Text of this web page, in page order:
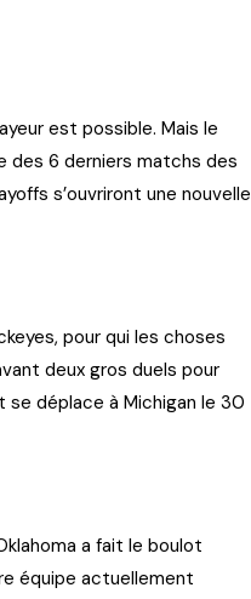
est possible. Mais le
des 6 derniers matchs des
s’ouvriront une nouvelle
pour qui les choses
deux gros duels pour
déplace à Michigan le 30
a fait le boulot
équipe actuellement